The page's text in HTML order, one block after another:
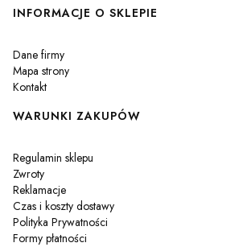
Linki w stopce
INFORMACJE O SKLEPIE
Dane firmy
Mapa strony
Kontakt
WARUNKI ZAKUPÓW
Regulamin sklepu
Zwroty
Reklamacje
Czas i koszty dostawy
Polityka Prywatności
Formy płatności